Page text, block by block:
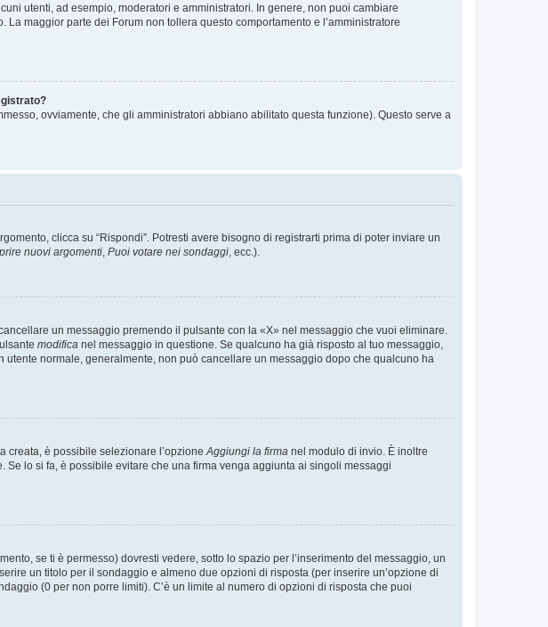
utenti, ad esempio, moderatori e amministratori. In genere, non puoi cambiare
maggior parte dei Forum non tollera questo comportamento e l’amministratore
ovviamente, che gli amministratori abbiano abilitato questa funzione). Questo serve a
clicca su “Rispondi”. Potresti avere bisogno di registrarti prima di poter inviare un
nuovi argomenti Puoi votare nei sondaggi , ecc.).
un messaggio premendo il pulsante con la «X» nel messaggio che vuoi eliminare.
modifica nel messaggio in questione. Se qualcuno ha già risposto al tuo messaggio,
normale, generalmente, non può cancellare un messaggio dopo che qualcuno ha
creata, è possibile selezionare l’opzione Aggiungi la firma nel modulo di invio. È inoltre
lo si fa, è possibile evitare che una firma venga aggiunta ai singoli messaggi
se ti è permesso) dovresti vedere, sotto lo spazio per l’inserimento del messaggio, un
un titolo per il sondaggio e almeno due opzioni di risposta (per inserire un’opzione di
(0 per non porre limiti). C’è un limite al numero di opzioni di risposta che puoi